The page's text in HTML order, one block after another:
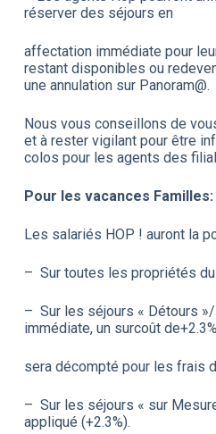
réserver des séjours en
affectation immédiate pour
restant disponibles ou
une annulation sur Panoram@.
Nous vous conseillons de
et à rester vigilant pour être
colos pour les agents des
Pour les vacances Familles:
Les salariés HOP ! auront la
– Sur toutes les propriétés du
– Sur les séjours « Détours
immédiate, un surcoût de+2.3%
sera décompté pour les frais
– Sur les séjours « sur
appliqué (+2.3%).